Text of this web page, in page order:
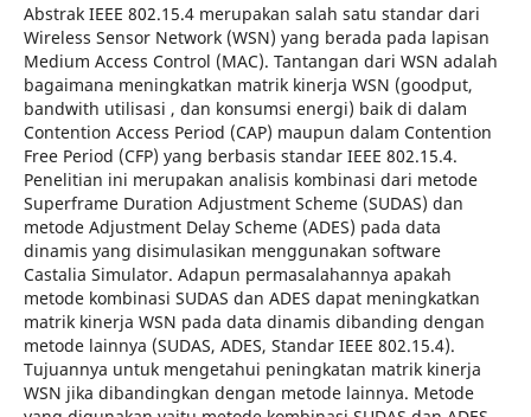
Abstrak IEEE 802.15.4 merupakan salah satu standar dari
Wireless Sensor Network (WSN) yang berada pada lapisan
Medium Access Control (MAC). Tantangan dari WSN adalah
bagaimana meningkatkan matrik kinerja WSN (goodput,
bandwith utilisasi , dan konsumsi energi) baik di dalam
Contention Access Period (CAP) maupun dalam Contention
Free Period (CFP) yang berbasis standar IEEE 802.15.4.
Penelitian ini merupakan analisis kombinasi dari metode
Superframe Duration Adjustment Scheme (SUDAS) dan
metode Adjustment Delay Scheme (ADES) pada data
dinamis yang disimulasikan menggunakan software
Castalia Simulator. Adapun permasalahannya apakah
metode kombinasi SUDAS dan ADES dapat meningkatkan
matrik kinerja WSN pada data dinamis dibanding dengan
metode lainnya (SUDAS, ADES, Standar IEEE 802.15.4).
Tujuannya untuk mengetahui peningkatan matrik kinerja
WSN jika dibandingkan dengan metode lainnya. Metode